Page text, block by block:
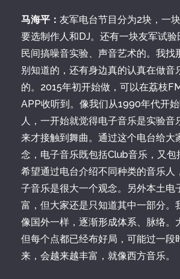
马海平： 友军电台节目分为2块，一
要选制作人和DJ。还有一块友军试
民间搞噪音实验、声音艺术的。我找
别知道的，还有身边真的认真在做音
的。2015年初开始做，可以在荔枝
APP收听到。像我们从1990年代开
人，一开始就觉得电子音乐是实验音
来才接触到舞曲。通过这个电台给大
念，电子音乐既包括Club音乐，又包
希望通过电台介绍不同种类的音乐人
子音乐是很大一个观念。另外本土电
富，但大家还是只知道其中一部分。
像国外一样，逐渐形成体系、脉络。
但每个点都已经布好局，可能过一段
来，会越来越丰富，就像西方音乐。